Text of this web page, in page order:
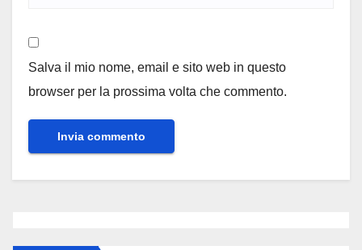
Salva il mio nome, email e sito web in questo
browser per la prossima volta che commento.